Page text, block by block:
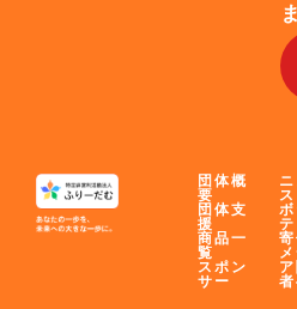
団体概
要
団体支
援
商品一
覧
スポン
サー
ス